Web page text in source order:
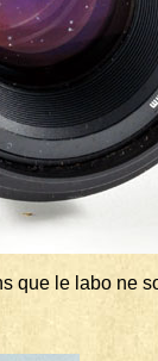
que le labo ne